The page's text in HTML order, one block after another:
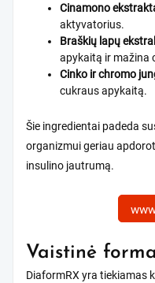
Cinamono
aktyvatorius.
Braškių lapų
apykaitą ir mažina
Cinko ir chromo
cukraus apykaitą.
Šie ingredientai padeda
organizmui geriau
insulino jautrumą.
Vaistinė forma
DiaformRX yra tiekiamas